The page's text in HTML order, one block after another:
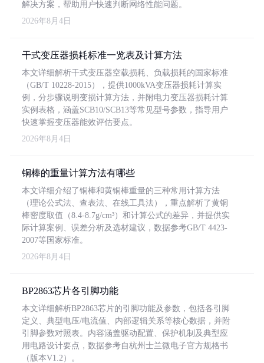
解决方案，帮助用户快速判断网络性能问题。
2026年8月4日
干式变压器损耗标准一览表及计算方法
本文详细解析干式变压器空载损耗、负载损耗的国家标准
（GB/T 10228-2015），提供1000kVA变压器损耗计算实
例，分步骤说明变损计算方法，并附电力变压器损耗计算
实例表格，涵盖SCB10/SCB13等常见型号参数，指导用户
快速掌握变压器能效评估要点。
2026年8月4日
铜棒的重量计算方法有哪些
本文详细介绍了铜棒和黄铜棒重量的三种常用计算方法
（理论公式法、查表法、在线工具法），重点解析了黄铜
棒密度取值（8.4-8.7g/cm³）和计算公式的差异，并提供实
际计算案例、误差分析及选材建议，数据参考GB/T 4423-
2007等国家标准。
2026年8月4日
BP2863芯片各引脚功能
本文详细解析BP2863芯片的引脚功能及参数，包括各引脚
定义、典型电压/电流值、内部逻辑关系等核心数据，并附
引脚参数对照表。内容涵盖驱动配置、保护机制及典型应
用电路设计要点，数据参考自杭州士兰微电子官方规格书
（版本V1.2）。